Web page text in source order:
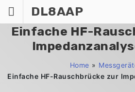
Inhalt
springen
DL8AAP
Einfache HF-
Home »
Einfache HF-Rauschbrücke zur